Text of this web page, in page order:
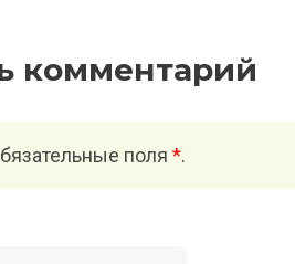
комментарий
поля *.